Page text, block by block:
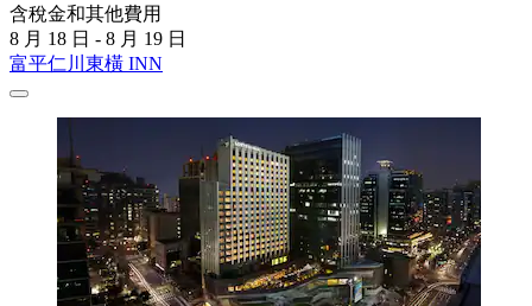
含稅金和其他費用
8 月 18 日 - 8 月 19 日
富平仁川東橫 INN